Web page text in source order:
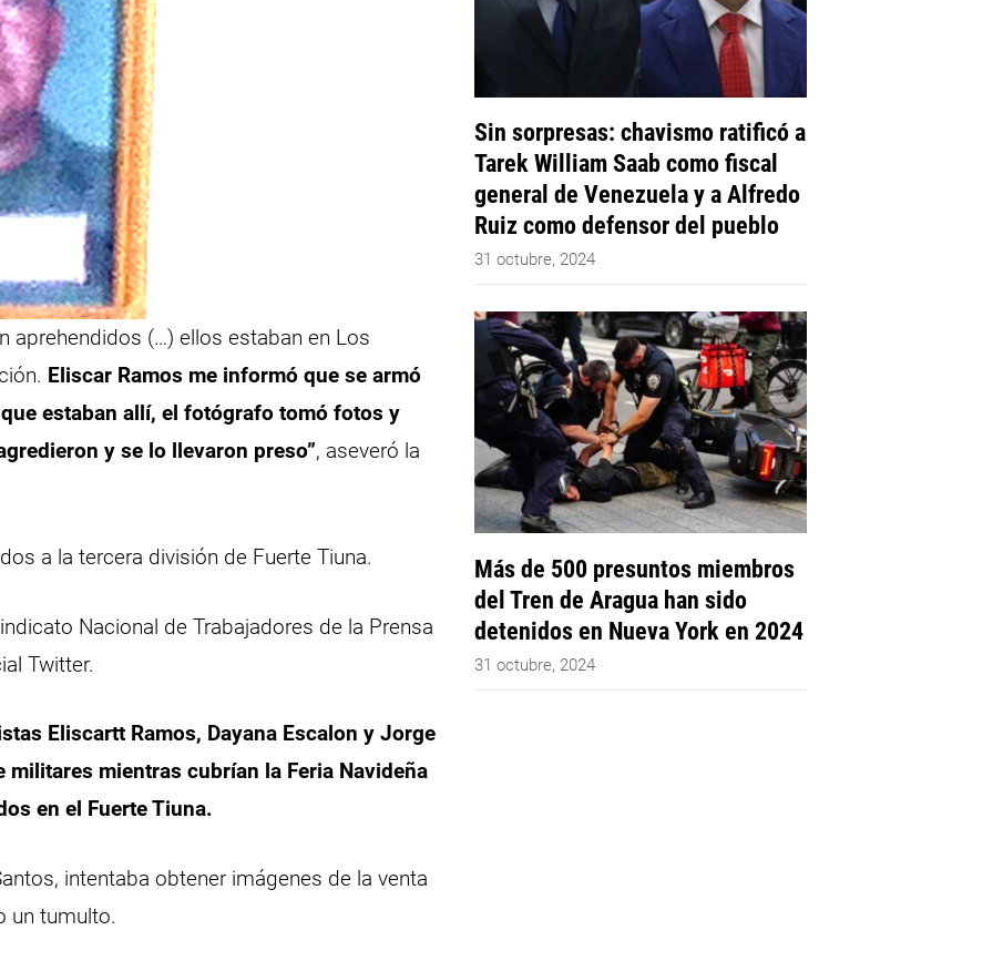
aprehendidos (…) ellos estaban en Los
Eliscar Ramos me informó que se armó
estaban allí, el fotógrafo tomó fotos y
y se lo llevaron preso”, aseveró la
a la tercera división de Fuerte Tiuna.
Nacional de Trabajadores de la Prensa
Twitter.
Eliscartt Ramos, Dayana Escalon y Jorge
mientras cubrían la Feria Navideña
en el Fuerte Tiuna.
intentaba obtener imágenes de la venta
un tumulto.
Sin sorpresas: chavismo ratificó a
Tarek William Saab como fiscal
general de Venezuela y a Alfredo
Ruiz como defensor del pueblo
31 octubre, 2024
Más de 500 presuntos miembros
del Tren de Aragua han sido
detenidos en Nueva York en 2024
31 octubre, 2024